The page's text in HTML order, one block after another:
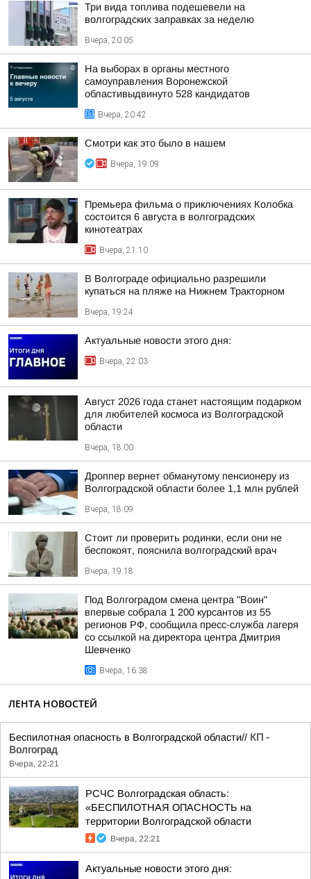
Три вида топлива подешевели на
волгоградских заправках за неделю
Вчера, 20:05
На выборах в органы местного
самоуправления Воронежской
областивыдвинуто 528 кандидатов
Вчера, 20:42
Смотри как это было в нашем
Вчера, 19:09
Премьера фильма о приключениях Колобка
состоится 6 августа в волгоградских
кинотеатрах
Вчера, 21:10
В Волгограде официально разрешили
купаться на пляже на Нижнем Тракторном
Вчера, 19:24
Актуальные новости этого дня:
Вчера, 22:03
Август 2026 года станет настоящим подарком
для любителей космоса из Волгоградской
области
Вчера, 18:00
Дроппер вернет обманутому пенсионеру из
Волгоградской области более 1,1 млн рублей
Вчера, 18:09
Стоит ли проверить родинки, если они не
беспокоят, пояснила волгоградский врач
Вчера, 19:18
Под Волгоградом смена центра "Воин"
впервые собрала 1 200 курсантов из 55
регионов РФ, сообщила пресс-служба лагеря
со ссылкой на директора центра Дмитрия
Шевченко
Вчера, 16:38
ЛЕНТА НОВОСТЕЙ
Беспилотная опасность в Волгоградской области// КП -
Волгоград
Вчера, 22:21
РСЧС Волгоградская область:
«БЕСПИЛОТНАЯ ОПАСНОСТЬ на
территории Волгоградской области
Вчера, 22:21
Актуальные новости этого дня: